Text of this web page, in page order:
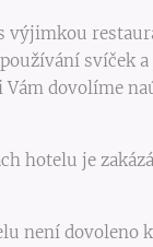
výjimkou
svíček
Vám dovolíme
hotelu je
není dovoleno